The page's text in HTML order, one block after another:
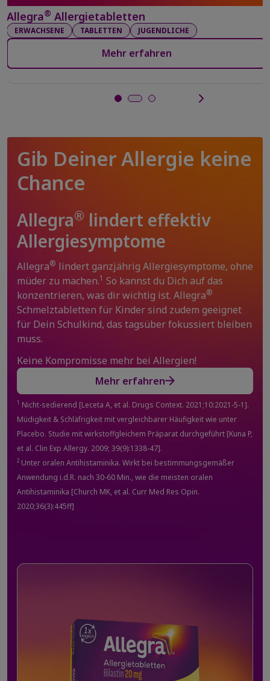
Allegra® Allergietabletten
ERWACHSENE TABLETTEN JUGENDLICHE
Mehr erfahren
Gib Deiner Allergie keine
Chance
Allegra® lindert effektiv
Allergiesymptome
Allegra® lindert ganzjährig Allergiesymptome, ohne
müder zu machen.1 So kannst du Dich auf das
konzentrieren, was dir wichtig ist. Allegra®
Schmelztabletten für Kinder sind zudem geeignet
für Dein Schulkind, das tagsüber fokussiert bleiben
muss.
Keine Kompromisse mehr bei Allergien!
Mehr erfahren
1 Nicht-sedierend [Leceta A, et al. Drugs Context. 2021;10:2021-5-1].
Müdigkeit & Schläfrigkeit mit vergleichbarer Häufigkeit wie unter
Placebo. Studie mit wirkstoffgleichem Präparat durchgeführt [Kuna P,
et al. Clin Exp Allergy. 2009; 39(9):1338-47].
2 Unter oralen Antihistaminika. Wirkt bei bestimmungsgemäßer
Anwendung i.d.R. nach 30-60 Min., wie die meisten oralen
Antihistaminika [Church MK, et al. Curr Med Res Opin.
2020;36(3):445ff]